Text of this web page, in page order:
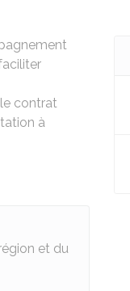
contrat
à
et du